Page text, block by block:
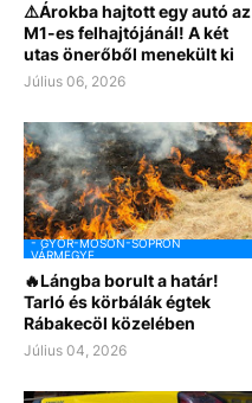
⚠️Árokba hajtott egy autó az
M1-es felhajtójánál! A két
utas önerőből menekült ki
Július 06, 2026
- GYŐR-MOSON-SOPRON
VÁRMEGYE
🔥Lángba borult a határ!
Tarló és körbálák égtek
Rábakecöl közelében
Július 04, 2026